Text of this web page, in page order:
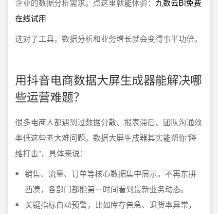
企业的数据分析需求。点这里就能体验： 九数云BI免费
在线试用
选对了工具，数据分析和业务增长就会变得事半功倍。
用抖音电商数据大屏生成器能解决哪
些运营难题？
很多电商人都遇到过数据分散、报表滞后、团队沟通效
率低这些老大难问题。数据大屏生成器其实能帮你“降
维打击”，具体来说：
销售、流量、订单等核心数据集中展示，不再东拼
西凑，各部门都能第一时间看到最新业务动态。
关键指标自动预警，比如库存告急、退货率异常，